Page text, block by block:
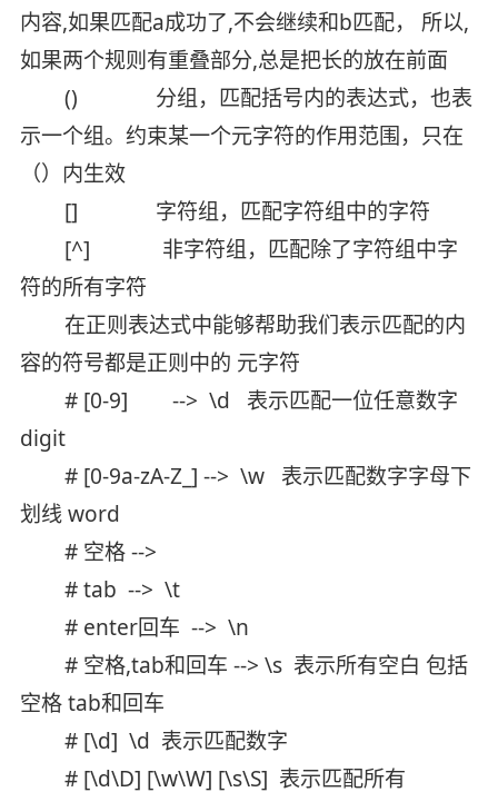
内容,如果匹配a成功了,不会继续和b匹配， 所以,
如果两个规则有重叠部分,总是把长的放在前面
() 分组，匹配括号内的表达式，也表
示一个组。约束某一个元字符的作用范围，只在
（）内生效
[] 字符组，匹配字符组中的字符
[^] 非字符组，匹配除了字符组中字
符的所有字符
在正则表达式中能够帮助我们表示匹配的内
容的符号都是正则中的 元字符
# [0-9] --> \d 表示匹配一位任意数字
digit
# [0-9a-zA-Z_] --> \w 表示匹配数字字母下
划线 word
# 空格 -->
# tab --> \t
# enter回车 --> \n
# 空格,tab和回车 --> \s 表示所有空白 包括
空格 tab和回车
# [\d] \d 表示匹配数字
# [\d\D] [\w\W] [\s\S] 表示匹配所有